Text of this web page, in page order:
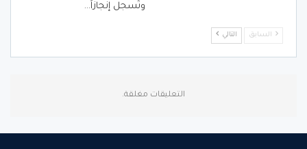
وتُسجل إنجازاً…
السابق التالي
التعليقات مغلقة.